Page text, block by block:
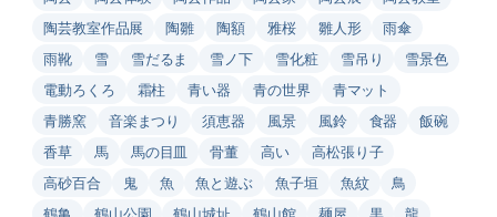
陶芸教室作品展
陶雛 陶額 雅桜 雛人形
雨傘
雨靴
雪 雪だるま 雪ノ下 雪化粧 雪吊り
雪景色
電動ろくろ
霜柱 青い器 青の世界
青マット
青勝窯
音楽まつり 須恵器 風景 風鈴 食器
飯碗
香草
馬 馬の目皿 骨董 高い
高松張り子
高砂百合
鬼 魚 魚と遊ぶ 魚子垣 魚紋
鳥
鶴亀
鶴山公園 鶴山城址 鶴山館 麺屋 黒 龍